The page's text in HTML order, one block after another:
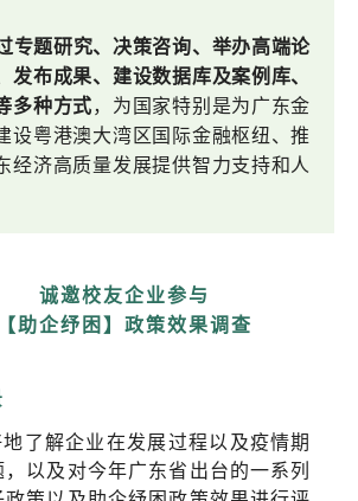
专题研究、决策咨询、举办高端论
发布成果、建设数据库及案例库、
多种方式，为国家特别是为广东金
设粤港澳大湾区国际金融枢纽、推
经济高质量发展提供智力支持和人
诚邀校友企业参与
【助企纾困】政策效果调查
了解企业在发展过程以及疫情期
以及对今年广东省出台的一系列